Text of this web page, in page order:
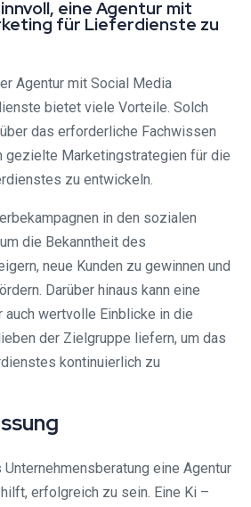
eine Agentur mit
für Lieferdienste zu
Agentur mit Social Media
bietet viele Vorteile. Solch
das erforderliche Fachwissen
gezielte Marketingstrategien für die
zu entwickeln.
in den sozialen
die Bekanntheit des
neue Kunden zu gewinnen und
Darüber hinaus kann eine
auch wertvolle Einblicke in die
der Zielgruppe liefern, um das
kontinuierlich zu
Unternehmensberatung eine Agentur
erfolgreich zu sein. Eine Ki –